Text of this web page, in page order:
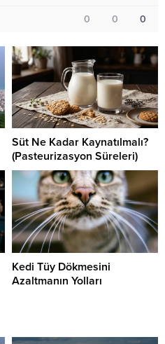
0 0 0
Süt Ne Kadar Kaynatılmalı?
(Pasteurizasyon Süreleri)
Kedi Tüy Dökmesini
Azaltmanın Yolları